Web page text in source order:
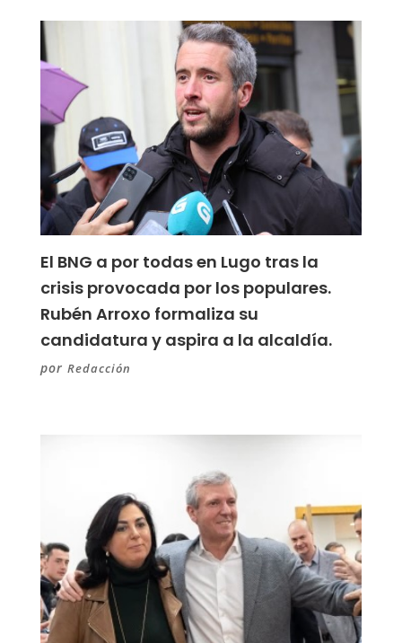
El BNG a por todas en Lugo tras la
crisis provocada por los populares.
Rubén Arroxo formaliza su
candidatura y aspira a la alcaldía.
por Redacción